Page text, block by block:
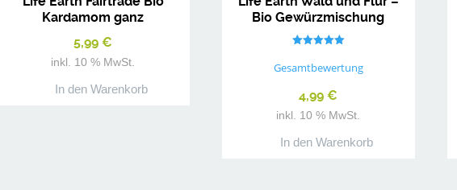
Kardamom ganz
5,99€
inkl. 10 % MwSt.
In den Warenkorb
Bio Gewürzmischung
5.00
von 5
Gesamtbewertung
4,99€
inkl. 10 % MwSt.
In den Warenkorb